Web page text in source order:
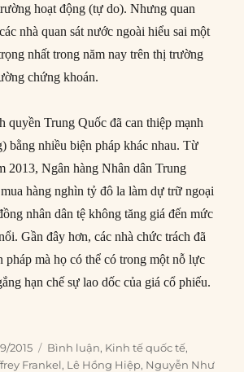
hoạt động (tự do). Nhưng quan
nhà quan sát nước ngoài hiểu sai một
nhất trong năm nay trên thị trường
chứng khoán.
quyền Trung Quốc đã can thiệp mạnh
bằng nhiều biện pháp khác nhau. Từ
2013, Ngân hàng Nhân dân Trung
hàng nghìn tỷ đô la làm dự trữ ngoại
nhân dân tệ không tăng giá đến mức
Gần đây hơn, các nhà chức trách đã
pháp mà họ có thể có trong một nỗ lực
hạn chế sự lao dốc của giá cổ phiếu.
minh cho việc Trung Quốc can thiệp vào
2015 Categories
Bình luận, Kinh tế quốc tế,
Frankel, Lê Hồng Hiệp, Nguyễn Như